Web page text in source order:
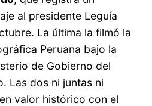
al presidente Leguía
La última la filmó la
Peruana bajo la
de Gobierno del
Las dos ni juntas ni
valor histórico con el